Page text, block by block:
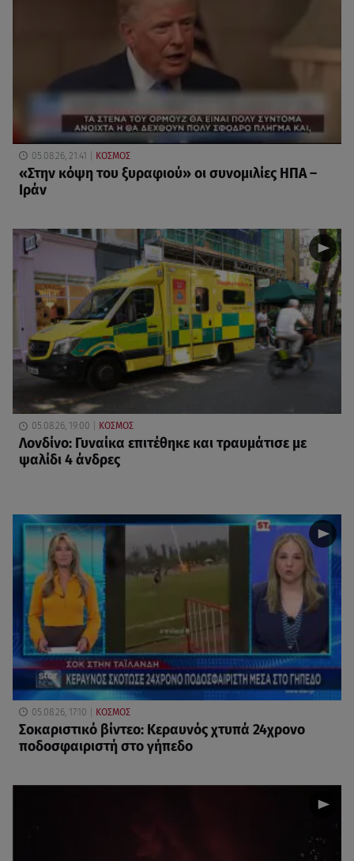
05.08.26, 21:41 ΚΟΣΜΟΣ
«Στην κόψη του ξυραφιού» οι συνομιλίες ΗΠΑ –
Ιράν
05.08.26, 19:00 ΚΟΣΜΟΣ
Λονδίνο: Γυναίκα επιτέθηκε και τραυμάτισε με
ψαλίδι 4 άνδρες
05.08.26, 17:10 ΚΟΣΜΟΣ
Σοκαριστικό βίντεο: Κεραυνός χτυπά 24χρονο
ποδοσφαιριστή στο γήπεδο